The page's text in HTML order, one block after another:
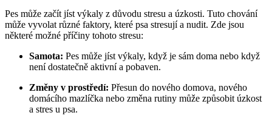
Pes může začít jíst výkaly z důvodu stresu a úzkosti. Tuto chování
může vyvolat různé faktory, které psa stresují a nudit. Zde jsou
některé možné příčiny tohoto stresu:
Samota: Pes může jíst výkaly, když je sám doma nebo když
není dostatečně aktivní a pobaven.
Změny v prostředí: Přesun do nového domova, nového
domácího mazlíčka nebo změna rutiny může způsobit úzkost
a stres u psa.